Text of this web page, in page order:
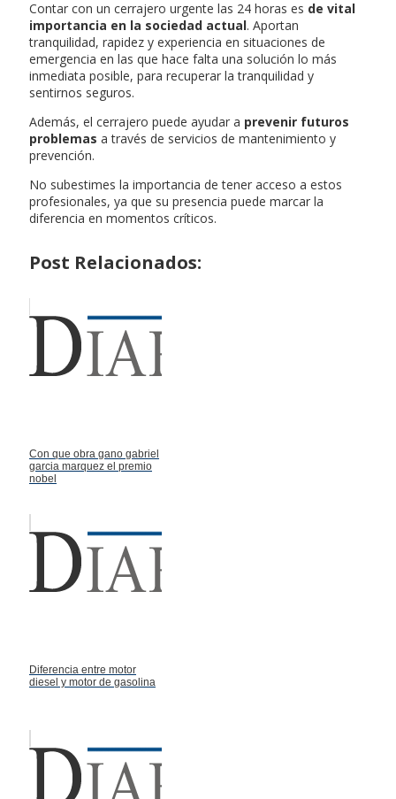
Contar con un cerrajero urgente las 24 horas es de vital
importancia en la sociedad actual. Aportan
tranquilidad, rapidez y experiencia en situaciones de
emergencia en las que hace falta una solución lo más
inmediata posible, para recuperar la tranquilidad y
sentirnos seguros.
Además, el cerrajero puede ayudar a prevenir futuros
problemas a través de servicios de mantenimiento y
prevención.
No subestimes la importancia de tener acceso a estos
profesionales, ya que su presencia puede marcar la
diferencia en momentos críticos.
Post Relacionados:
Con que obra gano gabriel
garcia marquez el premio
nobel
Diferencia entre motor
diesel y motor de gasolina